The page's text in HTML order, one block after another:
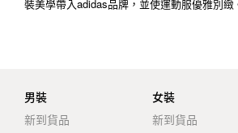
裝美學帶入adidas品牌，並使運動服優雅別
男裝
新到貨品
女裝
新到貨品